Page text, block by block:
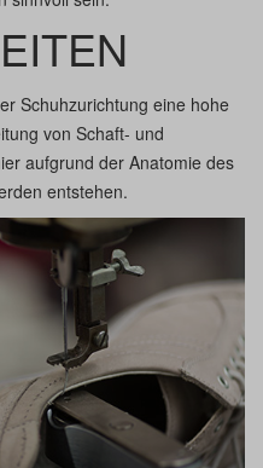
Schuhzurichtung eine hohe
von Schaft- und
aufgrund der Anatomie des
entstehen.